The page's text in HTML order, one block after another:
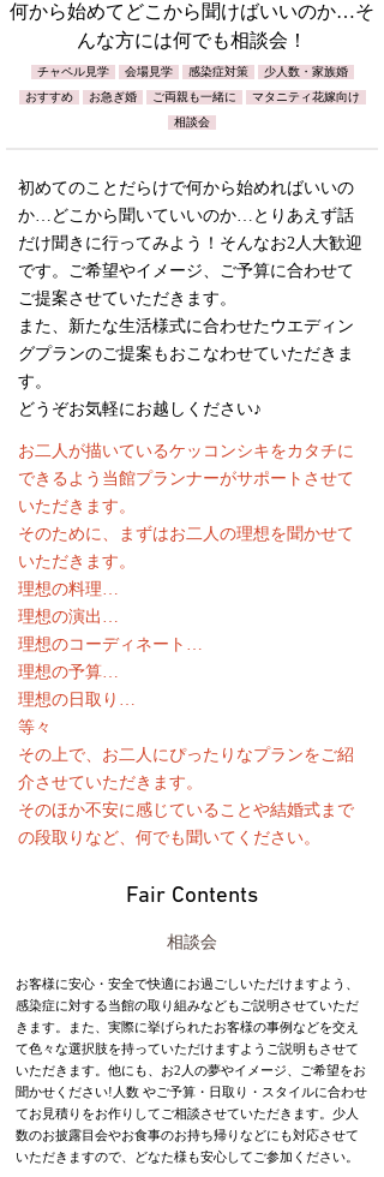
何から始めてどこから聞けばいいのか…そ
んな方には何でも相談会！
チャペル見学 会場見学 感染症対策
少人数・家族婚
おすすめ
お急ぎ婚 ご両親も一緒に
マタニティ花嫁向け
相談会
初めてのことだらけで何から始めればいいの
か…どこから聞いていいのか…とりあえず話
だけ聞きに行ってみよう！そんなお2人大歓迎
です。ご希望やイメージ、ご予算に合わせて
ご提案させていただきます。
また、新たな生活様式に合わせたウエディン
グプランのご提案もおこなわせていただきま
す。
どうぞお気軽にお越しください♪
お二人が描いているケッコンシキをカタチに
できるよう当館プランナーがサポートさせて
いただきます。
そのために、まずはお二人の理想を聞かせて
いただきます。
理想の料理…
理想の演出…
理想のコーディネート…
理想の予算…
理想の日取り…
等々
その上で、お二人にぴったりなプランをご紹
介させていただきます。
そのほか不安に感じていることや結婚式まで
の段取りなど、何でも聞いてください。
Fair Contents
相談会
お客様に安心・安全で快適にお過ごしいただけますよう、
感染症に対する当館の取り組みなどもご説明させていただ
きます。また、実際に挙げられたお客様の事例などを交え
て色々な選択肢を持っていただけますようご説明もさせて
いただきます。他にも、お2人の夢やイメージ、ご希望をお
聞かせください!人数 やご予算・日取り・スタイルに合わせ
てお見積りをお作りしてご相談させていただきます。少人
数のお披露目会やお食事のお持ち帰りなどにも対応させて
いただきますので、どなた様も安心してご参加ください。